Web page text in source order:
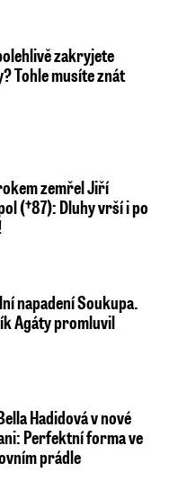
zakryjete
Tohle musíte znát
zemřel Jiří
(†87): Dluhy vrší i po
napadení Soukupa.
Agáty promluvil
Hadidová v nové
Perfektní forma ve
prádle